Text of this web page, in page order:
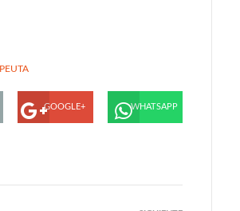
GOOGLE+ WHATSAPP